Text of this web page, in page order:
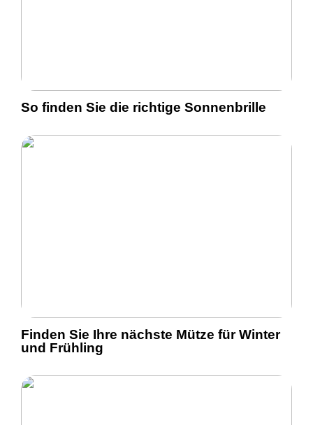
So finden Sie die richtige Sonnenbrille
Finden Sie Ihre nächste Mütze für Winter
und Frühling